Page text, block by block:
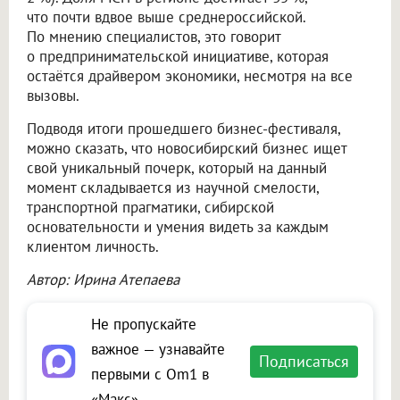
что почти вдвое выше среднероссийской.
По мнению специалистов, это говорит
о предпринимательской инициативе, которая
остаётся драйвером экономики, несмотря на все
вызовы.
Подводя итоги прошедшего бизнес-фестиваля,
можно сказать, что новосибирский бизнес ищет
свой уникальный почерк, который на данный
момент складывается из научной смелости,
транспортной прагматики, сибирской
основательности и умения видеть за каждым
клиентом личность.
Автор: Ирина Атепаева
Не пропускайте
важное — узнавайте
первыми с Om1 в
Подписаться